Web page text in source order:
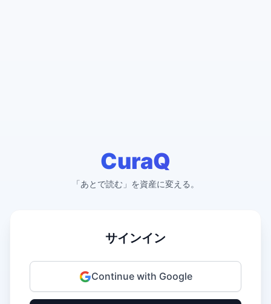
CuraQ
「あとで読む」を資産に変える。
サインイン
Continue with Google